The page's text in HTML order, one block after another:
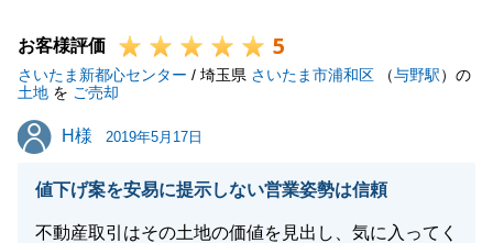
んでいただけるようなお取引を目指していきたいと思
います。
お忙しいところ、貴重なご意見をいただき、誠にあり
がとうございました。今後とも宜しくお願い致しま
お客様評価 5
さいたま新都心センター / 埼玉県 さいたま市浦和区 （与野駅）の
土地 を ご売却
H様
H様 2019年5月17日
値下げ案を安易に提示しない営業姿勢は信頼
不動産取引はその土地の価値を見出し、気に入ってく